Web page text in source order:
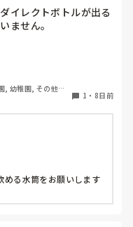
に合わせてしっかり使い
よう、よく動き、しっ
イレクトボトルが出る
ません。
がいに行くからです。
のない場で床でお茶を
いた雑巾も水洗いのみ
のになんで子どもはコ
？と思います。
。
, 幼稚園, その他の
1 ・ 8日前
める水筒をお願いします